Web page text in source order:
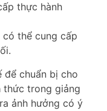
thực hành
thể cung cấp
để chuẩn bị cho
thức trong giảng
ảnh hưởng có ý